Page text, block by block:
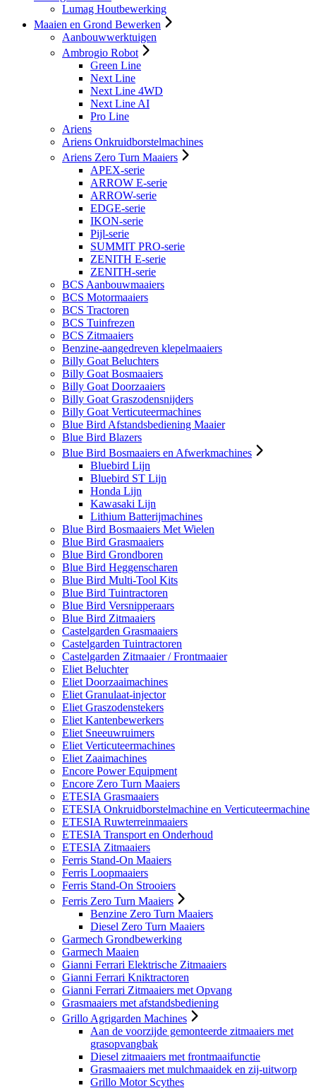
Lumag Houtbewerking
Maaien en Grond Bewerken
Aanbouwwerktuigen
Ambrogio Robot
Green Line
Next Line
Next Line 4WD
Next Line AI
Pro Line
Ariens
Ariens Onkruidborstelmachines
Ariens Zero Turn Maaiers
APEX-serie
ARROW E-serie
ARROW-serie
EDGE-serie
IKON-serie
Pijl-serie
SUMMIT PRO-serie
ZENITH E-serie
ZENITH-serie
BCS Aanbouwmaaiers
BCS Motormaaiers
BCS Tractoren
BCS Tuinfrezen
BCS Zitmaaiers
Benzine-aangedreven klepelmaaiers
Billy Goat Beluchters
Billy Goat Bosmaaiers
Billy Goat Doorzaaiers
Billy Goat Graszodensnijders
Billy Goat Verticuteermachines
Blue Bird Afstandsbediening Maaier
Blue Bird Blazers
Blue Bird Bosmaaiers en Afwerkmachines
Bluebird Lijn
Bluebird ST Lijn
Honda Lijn
Kawasaki Lijn
Lithium Batterijmachines
Blue Bird Bosmaaiers Met Wielen
Blue Bird Grasmaaiers
Blue Bird Grondboren
Blue Bird Heggenscharen
Blue Bird Multi-Tool Kits
Blue Bird Tuintractoren
Blue Bird Versnipperaars
Blue Bird Zitmaaiers
Castelgarden Grasmaaiers
Castelgarden Tuintractoren
Castelgarden Zitmaaier / Frontmaaier
Eliet Beluchter
Eliet Doorzaaimachines
Eliet Granulaat-injector
Eliet Graszodenstekers
Eliet Kantenbewerkers
Eliet Sneeuwruimers
Eliet Verticuteermachines
Eliet Zaaimachines
Encore Power Equipment
Encore Zero Turn Maaiers
ETESIA Grasmaaiers
ETESIA Onkruidborstelmachine en Verticuteermachine
ETESIA Ruwterreinmaaiers
ETESIA Transport en Onderhoud
ETESIA Zitmaaiers
Ferris Stand-On Maaiers
Ferris Loopmaaiers
Ferris Stand-On Strooiers
Ferris Zero Turn Maaiers
Benzine Zero Turn Maaiers
Diesel Zero Turn Maaiers
Garmech Grondbewerking
Garmech Maaien
Gianni Ferrari Elektrische Zitmaaiers
Gianni Ferrari Kniktractoren
Gianni Ferrari Zitmaaiers met Opvang
Grasmaaiers met afstandsbediening
Grillo Agrigarden Machines
Aan de voorzijde gemonteerde zitmaaiers met
grasopvangbak
Diesel zitmaaiers met frontmaaifunctie
Grasmaaiers met mulchmaaidek en zij-uitworp
Grillo Motor Scythes